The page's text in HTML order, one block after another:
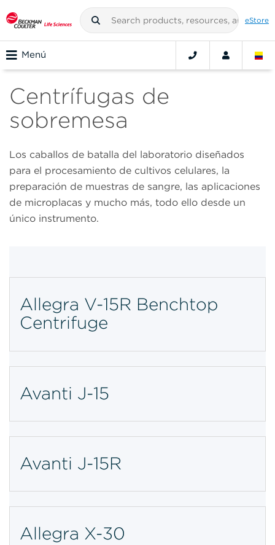
eStore
Menú
Centrífugas de
sobremesa
Los caballos de batalla del laboratorio diseñados
para el procesamiento de cultivos celulares, la
preparación de muestras de sangre, las aplicaciones
de microplacas y mucho más, todo ello desde un
único instrumento.
Allegra V-15R Benchtop
Centrifuge
Avanti J-15
Avanti J-15R
Allegra X-30